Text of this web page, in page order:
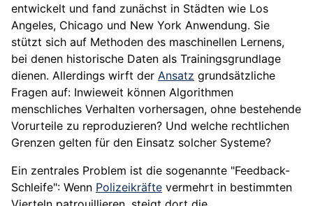
entwickelt und fand zunächst in Städten wie Los
Angeles, Chicago und New York Anwendung. Sie
stützt sich auf Methoden des maschinellen Lernens,
bei denen historische Daten als Trainingsgrundlage
dienen. Allerdings wirft der Ansatz grundsätzliche
Fragen auf: Inwieweit können Algorithmen
menschliches Verhalten vorhersagen, ohne bestehende
Vorurteile zu reproduzieren? Und welche rechtlichen
Grenzen gelten für den Einsatz solcher Systeme?
Ein zentrales Problem ist die sogenannte "Feedback-
Schleife": Wenn Polizeikräfte vermehrt in bestimmten